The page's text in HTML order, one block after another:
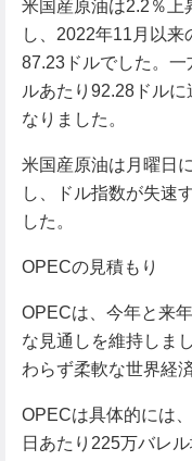
米国産原油は2.2％上
し、2022年11月以
87.23ドルでした。
ルあたり92.28ドル
なりました。
米国産原油は月曜日
し、ドル指数が失速
した。
OPECの見積もり
OPECは、今年と来
な見通しを維持しま
わらず柔軟な世界経
OPECは具体的には
日あたり225万バレ